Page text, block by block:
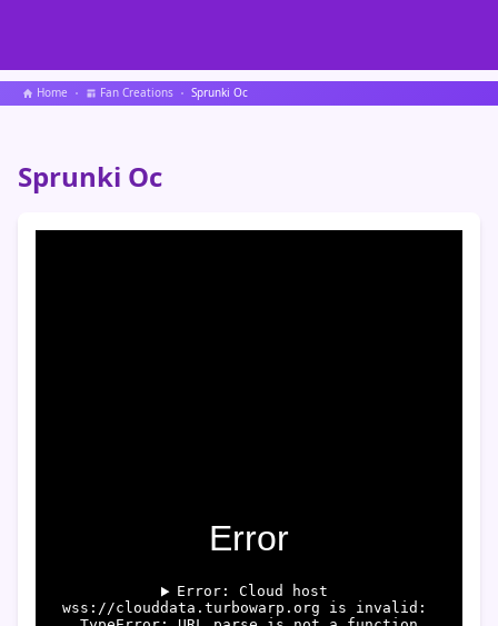
Home Fan Creations Sprunki Oc
Sprunki Oc